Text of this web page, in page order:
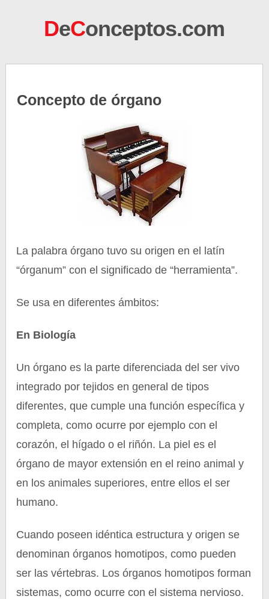
DeConceptos.com
Concepto de órgano
La palabra órgano tuvo su origen en el latín
“órganum” con el significado de “herramienta”.
Se usa en diferentes ámbitos:
En Biología
Un órgano es la parte diferenciada del ser vivo
integrado por tejidos en general de tipos
diferentes, que cumple una función específica y
completa, como ocurre por ejemplo con el
corazón, el hígado o el riñón. La piel es el
órgano de mayor extensión en el reino animal y
en los animales superiores, entre ellos el ser
humano.
Cuando poseen idéntica estructura y origen se
denominan órganos homotipos, como pueden
ser las vértebras. Los órganos homotipos forman
sistemas, como ocurre con el sistema nervioso.